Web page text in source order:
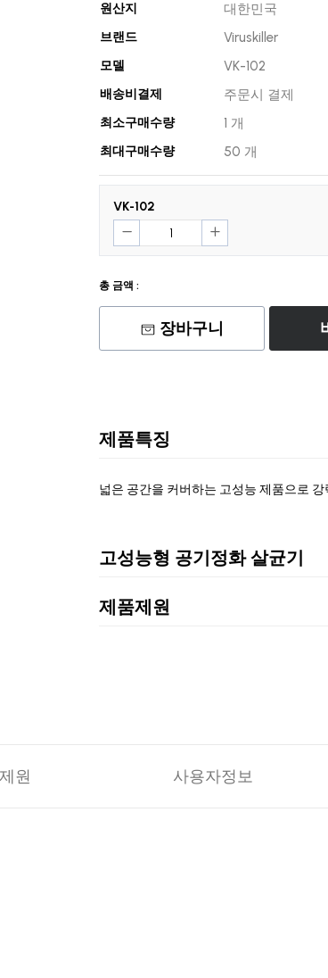
원산지 대한민국
브랜드 Viruskiller
모델 VK-102
배송비결제 주문시 결제
최소구매수량 1 개
최대구매수량 50 개
VK-102
총 금액 :
장바구니
제품특징
넓은 공간을 커버하는 고성능 제품으로
고성능형 공기정화 살균기
제품제원
원 사용자정보